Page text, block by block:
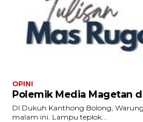
OPINI
Polemik Media Magetan
DI Dukuh Kanthong Bolong,
malam ini. Lampu teplok...